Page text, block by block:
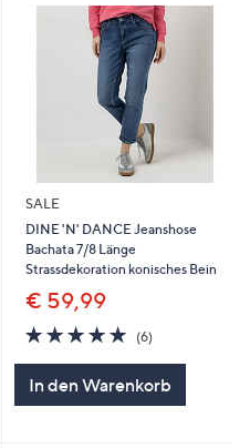
SALE
DINE 'N' DANCE Jeanshose
Bachata 7/8 Länge
Strassdekoration konisches Bein
€ 59,99
5.0
von
(6)6
In den Warenkorb